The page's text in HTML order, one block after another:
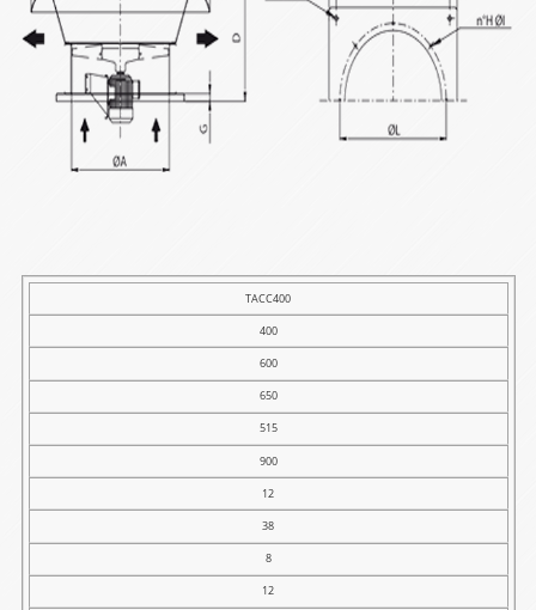
C
D
E
TACC400
400
600
650
515
900
12
38
8
12